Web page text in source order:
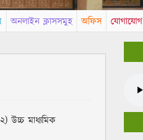
অনলাইন ক্লাসসমুহ অফিস যোগাযোগ
উচ্চ মাধ্যমিক